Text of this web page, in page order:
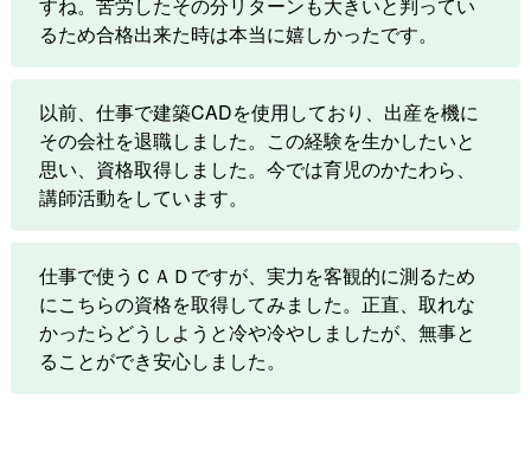
るため合格出来た時は本当に嬉しかったです。
以前、仕事で建築CADを使用しており、出産を機に
その会社を退職しました。この経験を生かしたいと
思い、資格取得しました。今では育児のかたわら、
講師活動をしています。
仕事で使うＣＡＤですが、実力を客観的に測るため
にこちらの資格を取得してみました。正直、取れな
かったらどうしようと冷や冷やしましたが、無事と
ることができ安心しました。